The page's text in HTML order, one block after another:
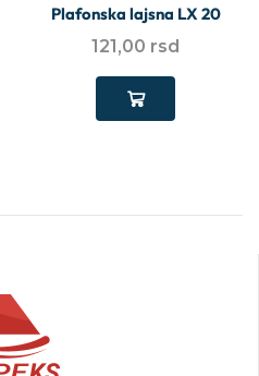
Plafonska lajsna LX 20
121,00 rsd